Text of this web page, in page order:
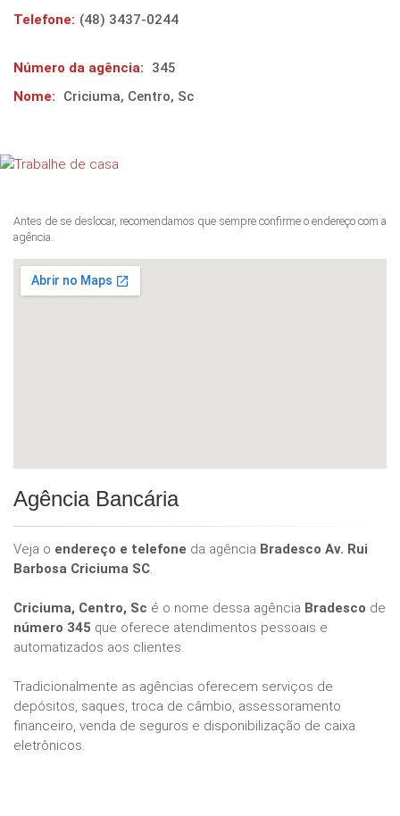
Telefone: (48) 3437-0244
Número da agência:
345
Nome:
Criciuma, Centro, Sc
Antes de se deslocar, recomendamos que sempre confirme o endereço com a
agência.
Agência Bancária
Veja o endereço e telefone da agência Bradesco Av. Rui
Barbosa Criciuma SC.
Criciuma, Centro, Sc é o nome dessa agência Bradesco de
número 345 que oferece atendimentos pessoais e
automatizados aos clientes.
Tradicionalmente as agências oferecem serviços de
depósitos, saques, troca de câmbio, assessoramento
financeiro, venda de seguros e disponibilização de caixa
eletrônicos.